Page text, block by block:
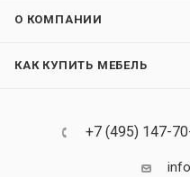
О КОМПАНИИ
КАК КУПИТЬ МЕБЕЛЬ
+7 (495) 147-